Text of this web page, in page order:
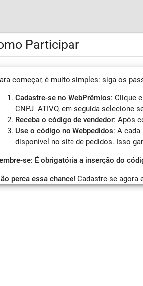
Participar
começar, é muito simples: siga os
Cadastre-se no WebPrêmios: Clique
CNPJ ATIVO, em seguida selecione
Receba o código de vendedor: Após
Use o código no Webpedidos: A cada
disponível no site de pedidos. Isso
se: É obrigatória a inserção do
perca essa chance! Cadastre-se agora